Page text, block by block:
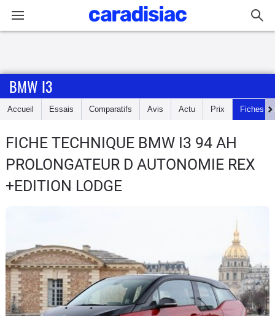
Accueil
Essais
Guide
d'achat
Utilitaires
Flottes
Auto
BMW I3
Accueil Essais Comparatifs Avis Actu Prix Fiches
FICHE TECHNIQUE BMW I3 94 AH
PROLONGATEUR D AUTONOMIE REX
+EDITION LODGE